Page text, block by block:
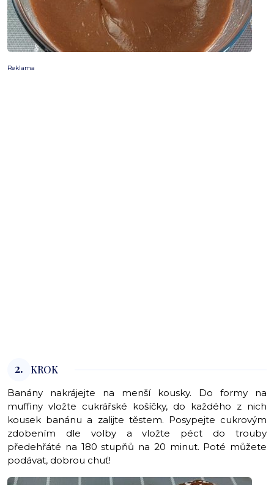
Reklama
2. KROK
Banány nakrájejte na menší kousky. Do formy na
muffiny vložte cukrářské košíčky, do každého z nich
kousek banánu a zalijte těstem. Posypejte cukrovým
zdobením dle volby a vložte péct do trouby
předehřáté na 180 stupňů na 20 minut. Poté můžete
podávat, dobrou chuť!